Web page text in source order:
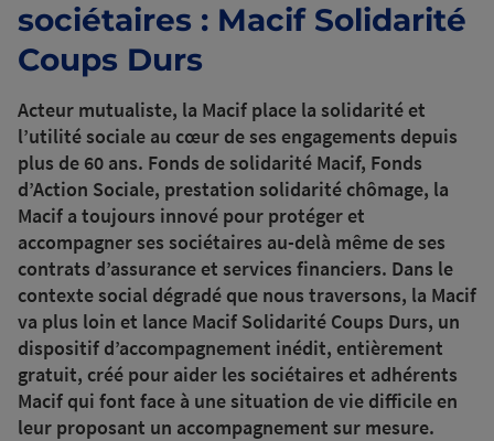
sociétaires : Macif Solidarité
Coups Durs
Acteur mutualiste, la Macif place la solidarité et
l’utilité sociale au cœur de ses engagements depuis
plus de 60 ans. Fonds de solidarité Macif, Fonds
d’Action Sociale, prestation solidarité chômage, la
Macif a toujours innové pour protéger et
accompagner ses sociétaires au-delà même de ses
contrats d’assurance et services financiers. Dans le
contexte social dégradé que nous traversons, la Macif
va plus loin et lance Macif Solidarité Coups Durs, un
dispositif d’accompagnement inédit, entièrement
gratuit, créé pour aider les sociétaires et adhérents
Macif qui font face à une situation de vie difficile en
leur proposant un accompagnement sur mesure.